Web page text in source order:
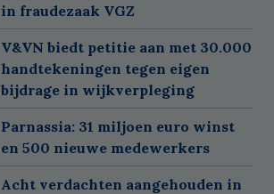
in fraudezaak VGZ
V&VN biedt petitie aan met 30.000
handtekeningen tegen eigen
bijdrage in wijkverpleging
Parnassia: 31 miljoen euro winst
en 500 nieuwe medewerkers
Acht verdachten aangehouden in